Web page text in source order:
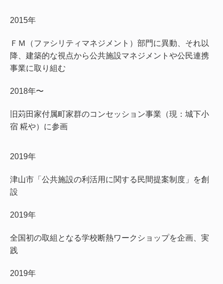
2015年
ＦＭ（ファシリティマネジメント）部門に異動、それ以
降、建築的な視点から公共施設マネジメントや公民連携
事業に取り組む
2018年〜
旧苅田家付属町家群のコンセッション事業（現：城下小
宿 糀や）に参画
2019年
津山市「公共施設の利活用に関する民間提案制度」を創
設
2019年
全国初の取組となる学校断熱ワークショップを企画、実
践
2019年